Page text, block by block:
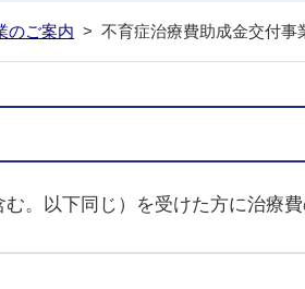
のご案内 > 不育症治療費助成金交付事
。以下同じ）を受けた方に治療費